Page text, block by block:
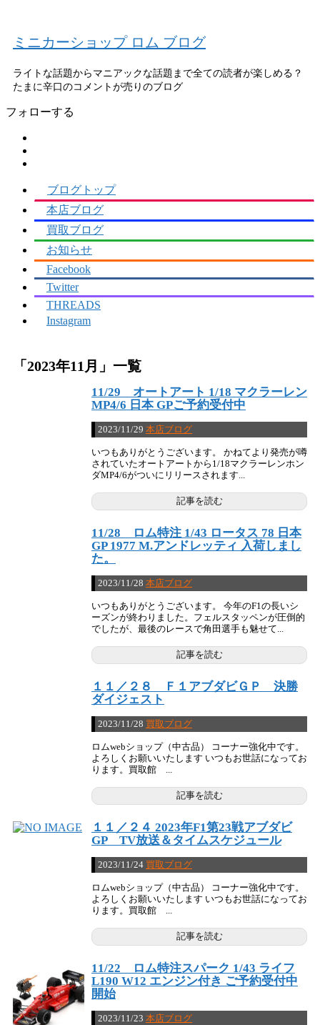
ミニカーショップ ロム ブログ
ライトな話題からマニアックな話題まで全ての読者が楽しめる？
フォローする
ブログトップ
本店ブログ
買取ブログ
お知らせ
Facebook
Twitter
THREADS
Instagram
「 2023年11月 」 一覧
11/29 オートアート 1/18 マクラーレン
MP4/6 日本 GPご予約受付中
2023/11/29 本店ブログ
いつもありがとうございます。 かねてより発売が噂
されていたオートアートから1/18マクラーレンホン
ダMP4/6がついにリリースされます...
記事を読む
11/28 ロム特注 1/43 ロータス 78 日本
GP 1977 M.アンドレッティ 入荷しまし
た。
2023/11/28 本店ブログ
いつもありがとうございます。 今年のF1の長いシ
ーズンが終わりました。フェルスタッペンが圧倒的
でしたが、最後のレースで角田選手も魅せて...
記事を読む
１１／２８ Ｆ１アブダビＧＰ 決勝
ダイジェスト
2023/11/28 買取ブログ
ロムwebショップ（中古品） コーナー強化中です。
よろしくお願いいたします いつもお世話になってお
ります。買取館 ...
記事を読む
１１／２４ 2023年F1第23戦アブダビ
GP TV放送＆タイムスケジュール
2023/11/24 買取ブログ
ロムwebショップ（中古品） コーナー強化中です。
よろしくお願いいたします いつもお世話になってお
ります。買取館 ...
記事を読む
11/22 ロム特注スパーク 1/43 ライフ
L190 W12 エンジン付き ご予約受付中
開始
2023/11/23 本店ブログ